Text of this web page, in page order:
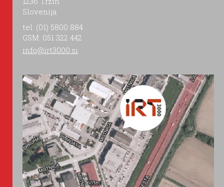
Slovenija
tel: (01) 5800 884
GSM: 051 322 442
info@irt3000.si